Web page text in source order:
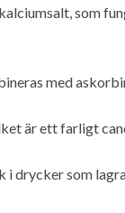
som
med
är ett farligt
drycker som